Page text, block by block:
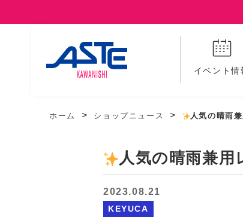
イベント情
ホーム ショップニュース 人気の晴雨
人気の晴雨兼用
2023.08.21
KEYUCA